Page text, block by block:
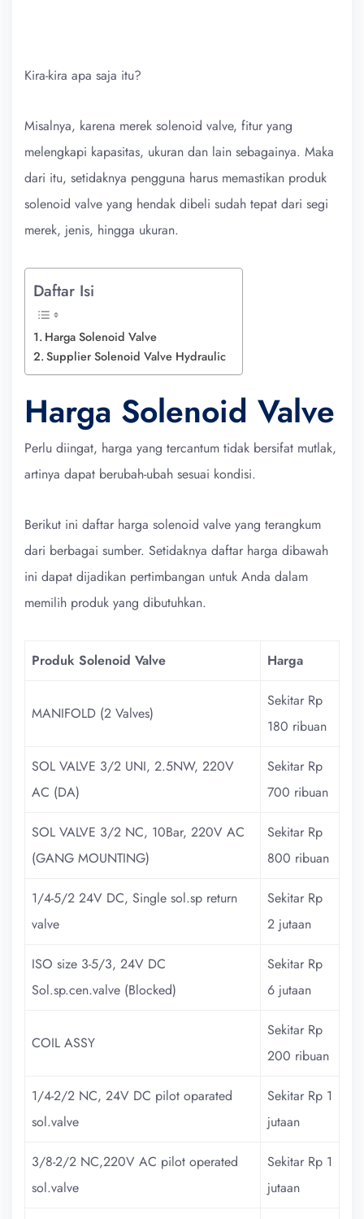
Kira-kira apa saja itu?
Misalnya, karena merek solenoid valve, fitur yang
melengkapi kapasitas, ukuran dan lain sebagainya. Maka
dari itu, setidaknya pengguna harus memastikan produk
solenoid valve yang hendak dibeli sudah tepat dari segi
merek, jenis, hingga ukuran.
Daftar Isi
Harga Solenoid Valve
Supplier Solenoid Valve Hydraulic
Harga Solenoid Valve
Perlu diingat, harga yang tercantum tidak bersifat mutlak,
artinya dapat berubah-ubah sesuai kondisi.
Berikut ini daftar harga solenoid valve yang terangkum
dari berbagai sumber. Setidaknya daftar harga dibawah
ini dapat dijadikan pertimbangan untuk Anda dalam
memilih produk yang dibutuhkan.
Produk Solenoid Valve Harga
MANIFOLD (2 Valves)
Sekitar Rp
180 ribuan
SOL VALVE 3/2 UNI, 2.5NW, 220V
AC (DA)
Sekitar Rp
700 ribuan
SOL VALVE 3/2 NC, 10Bar, 220V AC
(GANG MOUNTING)
Sekitar Rp
800 ribuan
1/4-5/2 24V DC, Single sol.sp return
valve
Sekitar Rp
2 jutaan
ISO size 3-5/3, 24V DC
Sol.sp.cen.valve (Blocked)
Sekitar Rp
6 jutaan
COIL ASSY
Sekitar Rp
200 ribuan
1/4-2/2 NC, 24V DC pilot oparated
sol.valve
Sekitar Rp 1
jutaan
3/8-2/2 NC,220V AC pilot operated
sol.valve
Sekitar Rp 1
jutaan